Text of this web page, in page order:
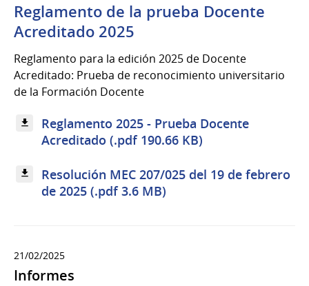
Reglamento de la prueba Docente
Acreditado 2025
Reglamento para la edición 2025 de Docente
Acreditado: Prueba de reconocimiento universitario
de la Formación Docente
Reglamento 2025 - Prueba Docente
Acreditado (.pdf 190.66 KB)
Resolución MEC 207/025 del 19 de febrero
de 2025 (.pdf 3.6 MB)
21/02/2025
Informes